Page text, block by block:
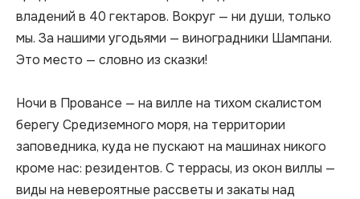
владений в 40 гектаров. Вокруг — ни души, только
мы. За нашими угодьями — виноградники Шампани.
Это место — словно из сказки!
Ночи в Провансе — на вилле на тихом скалистом
берегу Средиземного моря, на территории
заповедника, куда не пускают на машинах никого
кроме нас: резидентов. С террасы, из окон виллы —
виды на невероятные рассветы и закаты над